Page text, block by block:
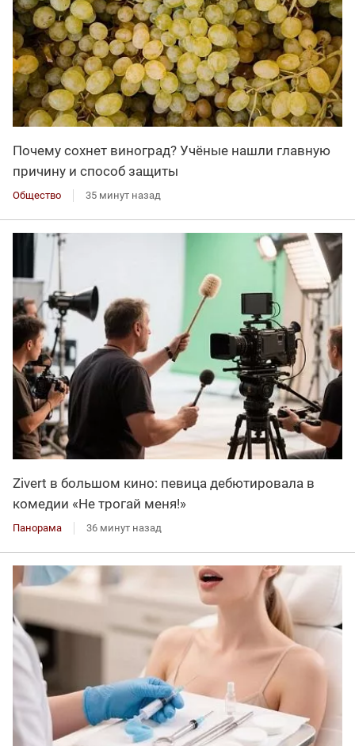
Почему сохнет виноград? Учёные нашли главную
причину и способ защиты
Общество 35 минут назад
Zivert в большом кино: певица дебютировала в
комедии «Не трогай меня!»
Панорама 36 минут назад